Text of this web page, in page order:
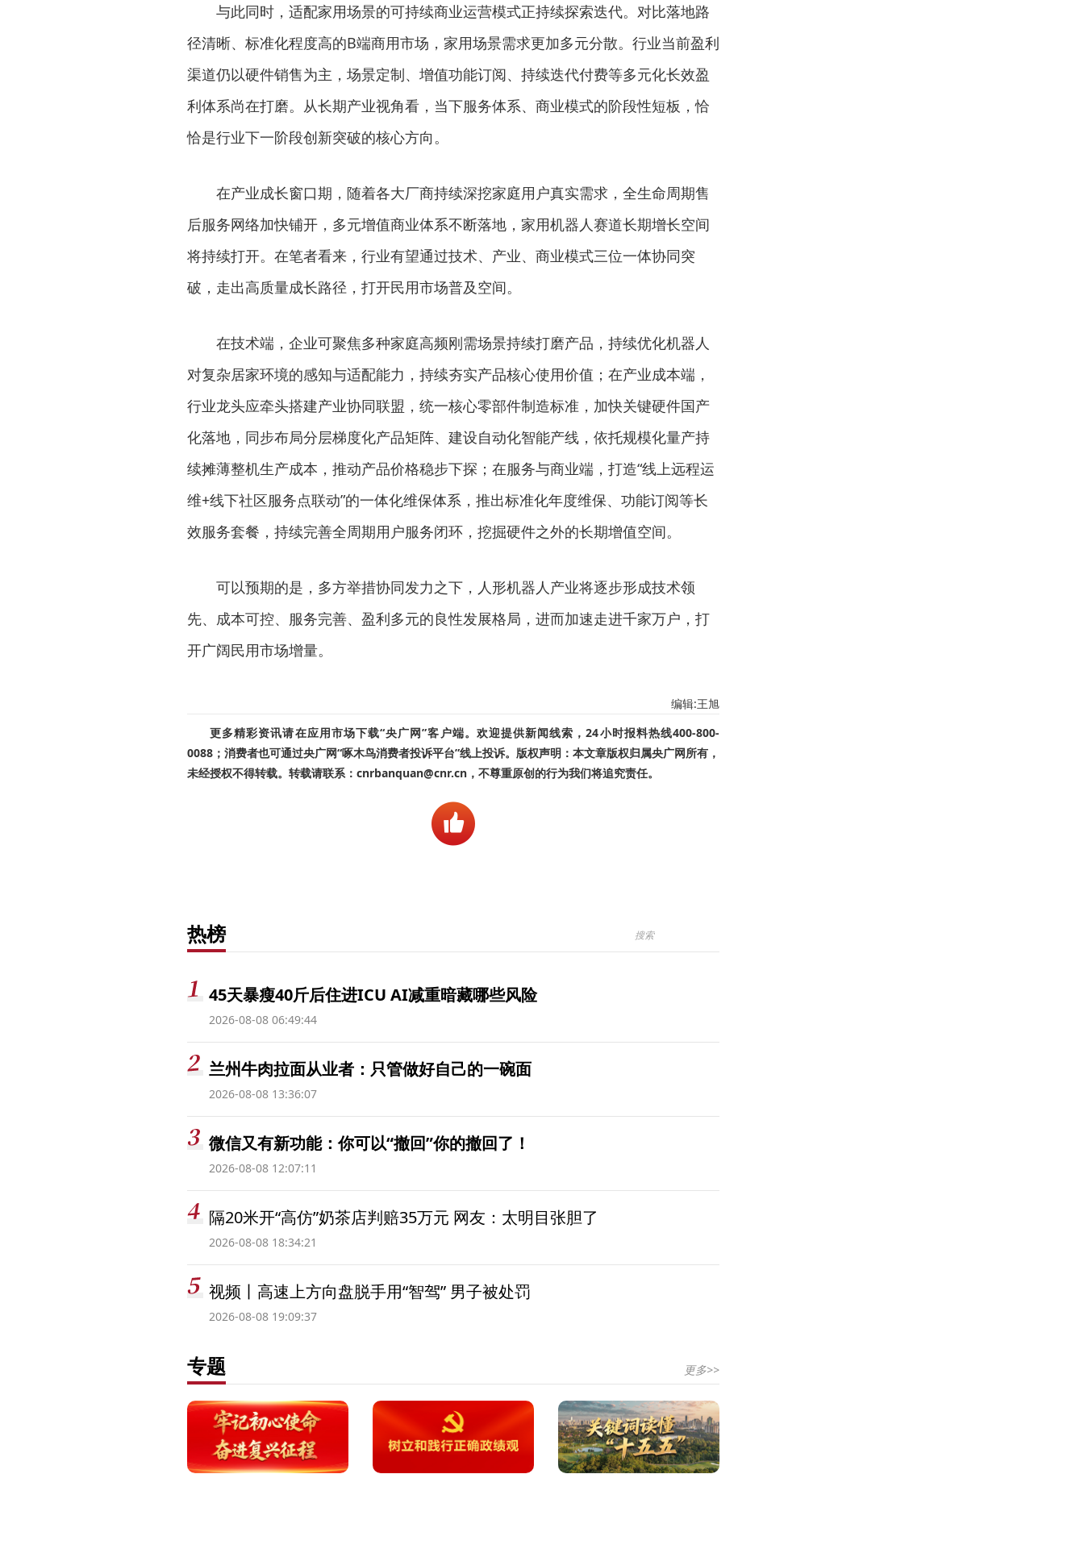
与此同时，适配家用场景的可持续商业运营模式正持续探索迭代。对比落地路
径清晰、标准化程度高的B端商用市场，家用场景需求更加多元分散。行业当前盈利
渠道仍以硬件销售为主，场景定制、增值功能订阅、持续迭代付费等多元化长效盈
利体系尚在打磨。从长期产业视角看，当下服务体系、商业模式的阶段性短板，恰
恰是行业下一阶段创新突破的核心方向。
在产业成长窗口期，随着各大厂商持续深挖家庭用户真实需求，全生命周期售
后服务网络加快铺开，多元增值商业体系不断落地，家用机器人赛道长期增长空间
将持续打开。在笔者看来，行业有望通过技术、产业、商业模式三位一体协同突
破，走出高质量成长路径，打开民用市场普及空间。
在技术端，企业可聚焦多种家庭高频刚需场景持续打磨产品，持续优化机器人
对复杂居家环境的感知与适配能力，持续夯实产品核心使用价值；在产业成本端，
行业龙头应牵头搭建产业协同联盟，统一核心零部件制造标准，加快关键硬件国产
化落地，同步布局分层梯度化产品矩阵、建设自动化智能产线，依托规模化量产持
续摊薄整机生产成本，推动产品价格稳步下探；在服务与商业端，打造“线上远程运
维+线下社区服务点联动”的一体化维保体系，推出标准化年度维保、功能订阅等长
效服务套餐，持续完善全周期用户服务闭环，挖掘硬件之外的长期增值空间。
可以预期的是，多方举措协同发力之下，人形机器人产业将逐步形成技术领
先、成本可控、服务完善、盈利多元的良性发展格局，进而加速走进千家万户，打
开广阔民用市场增量。
编辑:王旭
更多精彩资讯请在应用市场下载“央广网”客户端。欢迎提供新闻线索，24小时报料热线400-800-
0088；消费者也可通过央广网“啄木鸟消费者投诉平台”线上投诉。版权声明：本文章版权归属央广网所有，
未经授权不得转载。转载请联系：cnrbanquan@cnr.cn，不尊重原创的行为我们将追究责任。
热榜
45天暴瘦40斤后住进ICU AI减重暗藏哪些风险
2026-08-08 06:49:44
兰州牛肉拉面从业者：只管做好自己的一碗面
2026-08-08 13:36:07
微信又有新功能：你可以“撤回”你的撤回了！
2026-08-08 12:07:11
隔20米开“高仿”奶茶店判赔35万元 网友：太明目张胆了
2026-08-08 18:34:21
视频丨高速上方向盘脱手用“智驾” 男子被处罚
2026-08-08 19:09:37
专题 更多>>